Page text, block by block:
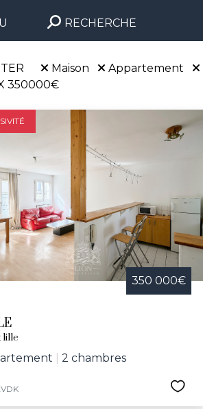
RECHERCHE
Maison Appartement
350000€
350 000€
lille
2 chambres